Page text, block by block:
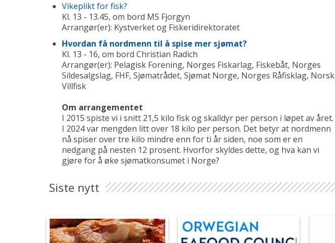
Vikeplikt for fisk?
Kl. 13 - 13.45, om bord MS Fjorgyn
Arrangør(er): Kystverket og Fiskeridirektoratet
Hvordan få nordmenn til å spise mer sjømat?
Kl. 13 - 16, om bord Christian Radich
Arrangør(er): Pelagisk Forening, Norges Fiskarlag, Fiskebåt, Norges
Sildesalgslag, FHF, Sjømatrådet, Sjømat Norge, Norges Råfisklag, Norsk
Villfisk
Om arrangementet
I 2015 spiste vi i snitt 21,5 kilo fisk og skalldyr per person i løpet av året.
I 2024 var mengden litt over 18 kilo per person. Det betyr at nordmenn
nå spiser over tre kilo mindre enn for ti år siden, noe som er en
nedgang på nesten 12 prosent. Hvorfor skyldes dette, og hva kan vi
gjøre for å øke sjømatkonsumet i Norge?
Siste nytt